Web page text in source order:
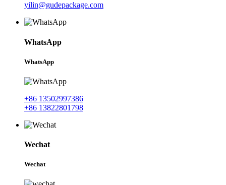
yilin@gudepackage.com
WhatsApp
WhatsApp
+86 13502997386
+86 13822801798
Wechat
Wechat